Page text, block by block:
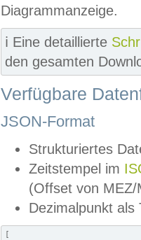
Diagrammanzeige.
ℹ️ Eine detaillierte
den gesamten
Verfügbare
JSON-Format
Strukturiertes
Zeitstempel im
(Offset von MEZ/
Dezimalpunkt als
[